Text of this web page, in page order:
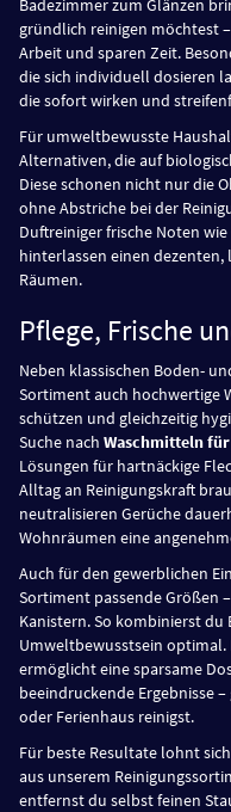
Badezimmer zum Glänzen
gründlich reinigen möchtest
Arbeit und sparen Zeit.
die sich individuell dosieren
die sofort wirken und
Für umweltbewusste
Alternativen, die auf
Diese schonen nicht nur die
ohne Abstriche bei der
Duftreiniger frische Noten
hinterlassen einen
Räumen.
Pflege, Frische
Neben klassischen Boden-
Sortiment auch hochwertige
schützen und gleichzeitig
Suche nach Waschmitteln
Lösungen für hartnäckige
Alltag an Reinigungskraft
neutralisieren Gerüche
Wohnräumen eine
Auch für den gewerblichen
Sortiment passende Größen
Kanistern. So kombinierst du
Umweltbewusstsein
ermöglicht eine sparsame
beeindruckende Ergebnisse
oder Ferienhaus reinigst.
Für beste Resultate lohnt
aus unserem
entfernst du selbst feinen